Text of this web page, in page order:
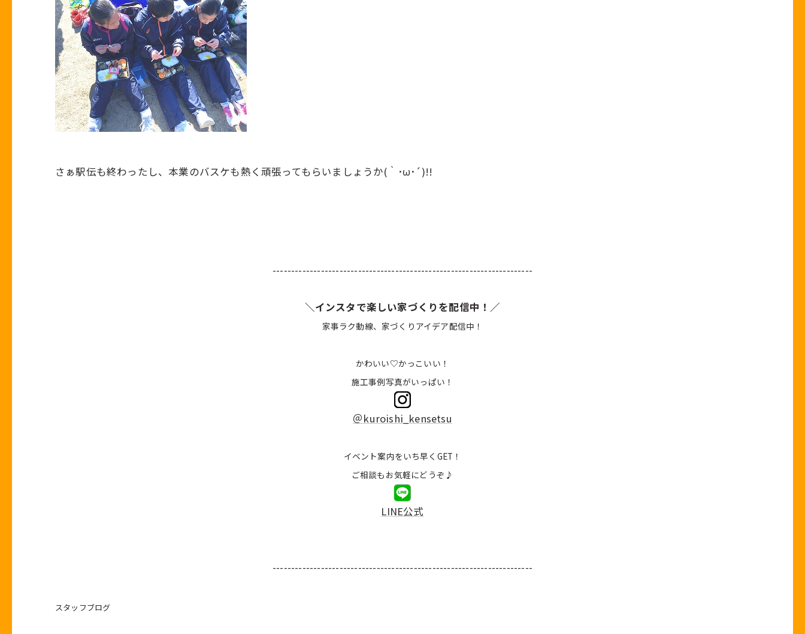
さぁ駅伝も終わったし、本業のバスケも熱く頑張ってもらいましょうか(｀･ω･´)!!
----------------------------------------------------------------------
＼インスタで楽しい家づくりを配信中！／
家事ラク動線、家づくりアイデア配信中！
かわいい♡かっこいい！
施工事例写真がいっぱい！
＠kuroishi_kensetsu
イベント案内をいち早くGET！
ご相談もお気軽にどうぞ♪
LINE公式
----------------------------------------------------------------------
スタッフブログ